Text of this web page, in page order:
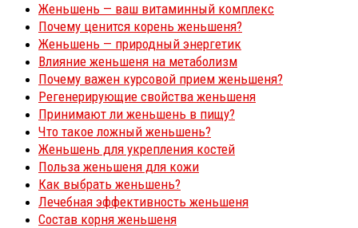
Женьшень — ваш витаминный комплекс
Почему ценится корень женьшеня?
Женьшень — природный энергетик
Влияние женьшеня на метаболизм
Почему важен курсовой прием женьшеня?
Регенерирующие свойства женьшеня
Принимают ли женьшень в пищу?
Что такое ложный женьшень?
Женьшень для укрепления костей
Польза женьшеня для кожи
Как выбрать женьшень?
Лечебная эффективность женьшеня
Состав корня женьшеня